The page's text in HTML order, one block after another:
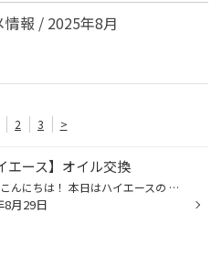
報 / 2025年8月
2 3 >
エース】オイル交換
皆様、こんにちは！ 本日はハイエースの エンジオイル交換作業をご紹介いたします。 エンジンオイル交換 本日使用したオイルがこちら↑ クロスエコ 5W-30 こちらのオイルは1Lごとの計り売りオイルで ディーゼルオイルになります。 作業風景 この部分がオイルドレンです。 オイルを抜き切ったらオイル...
8月29日